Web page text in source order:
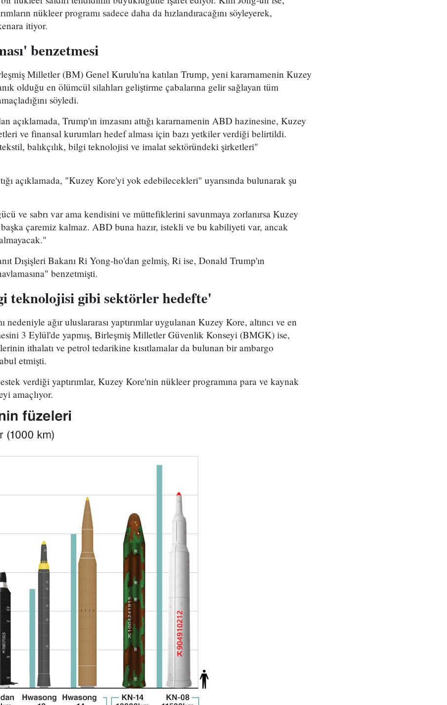
nükleer programı sadece daha da hızlandıracağını söyleyerek,
itiyor.
benzetmesi
Milletler (BM) Genel Kurulu'na katılan Trump, yeni kararnamenin Kuzey
olduğu en ölümcül silahları geliştirme çabalarına gelir sağlayan tüm
söyledi.
açıklamada, Trump'ın imzasını attığı kararnamenin ABD hazinesine, Kuzey
ve finansal kurumları hedef alması için bazı yetkiler verdiği belirtildi.
balıkçılık, bilgi teknolojisi ve imalat sektöründeki şirketleri"
açıklamada, "Kuzey Kore'yi yok edebilecekleri" uyarısında bulunarak şu
ve sabrı var ama kendisini ve müttefiklerini savunmaya zorlanırsa Kuzey
çaremiz kalmaz. ABD buna hazır, istekli ve bu kabiliyeti var, ancak
Dışişleri Bakanı Ri Yong-ho'dan gelmiş, Ri ise, Donald Trump'ın
benzetmişti.
teknolojisi gibi sektörler hedefte'
nedeniyle ağır uluslararası yaptırımlar uygulanan Kuzey Kore, altıncı ve en
3 Eylül'de yapmış, Birleşmiş Milletler Güvenlik Konseyi (BMGK) ise,
ithalatı ve petrol tedarikine kısıtlamalar da bulunan bir ambargo
etmişti.
verdiği yaptırımlar, Kuzey Kore'nin nükleer programına para ve kaynak
amaçlıyor.